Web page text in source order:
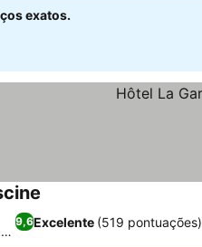
exatos.
9,6Excelente (519 pontuações)